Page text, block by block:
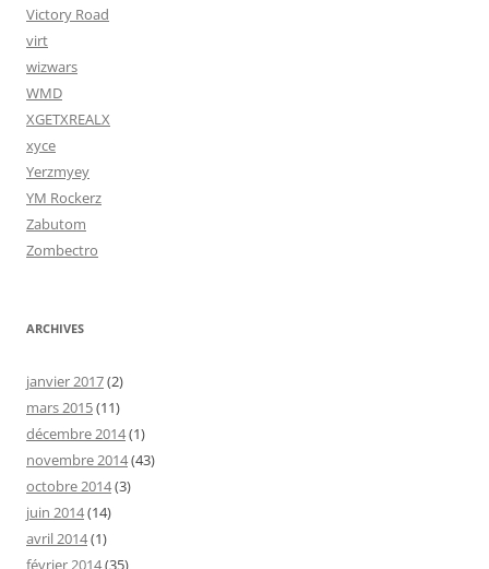
Victory Road
virt
wizwars
WMD
XGETXREALX
xyce
Yerzmyey
YM Rockerz
Zabutom
Zombectro
ARCHIVES
janvier 2017(2)
mars 2015(11)
décembre 2014(1)
novembre 2014(43)
octobre 2014(3)
juin 2014(14)
avril 2014(1)
février 2014(35)